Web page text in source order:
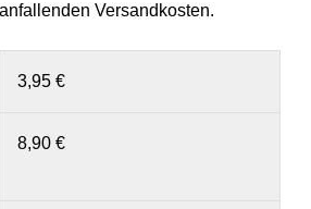
Versandkosten.
3,95 €
8,90 €